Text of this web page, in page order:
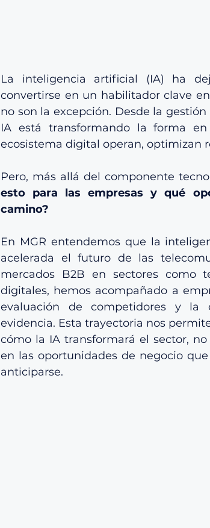
La inteligencia artificial (IA) ha
convertirse en un habilitador clave
no son la excepción. Desde la
IA está transformando la forma
ecosistema digital operan, optimizan
Pero, más allá del componente
esto para las empresas y qué
camino?
En MGR entendemos que la
acelerada el futuro de las
mercados B2B en sectores como
digitales, hemos acompañado a
evaluación de competidores y la
evidencia. Esta trayectoria nos
cómo la IA transformará el sector,
en las oportunidades de negocio
anticiparse.